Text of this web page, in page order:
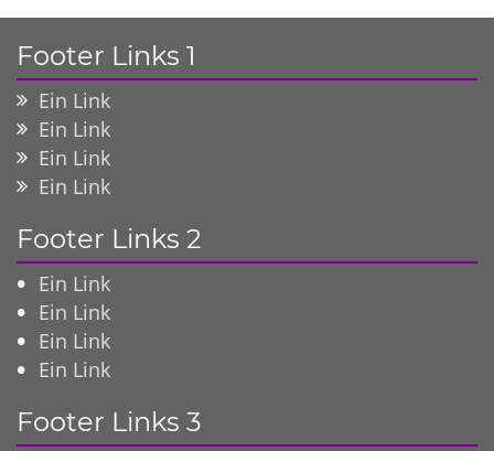
Footer Links 1
Ein Link
Ein Link
Ein Link
Ein Link
Footer Links 2
Ein Link
Ein Link
Ein Link
Ein Link
Footer Links 3